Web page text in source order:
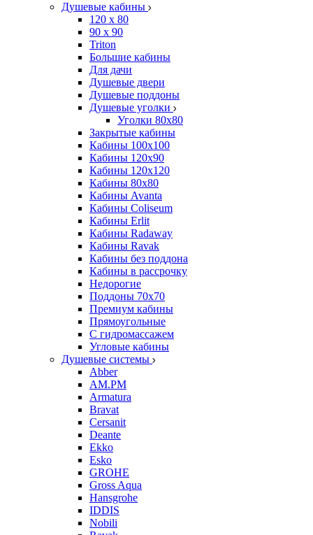
Душевые кабины
120 x 80
90 х 90
Triton
Большие кабины
Для дачи
Душевые двери
Душевые поддоны
Душевые уголки
Уголки 80х80
Закрытые кабины
Кабины 100x100
Кабины 120x90
Кабины 120х120
Кабины 80х80
Кабины Avanta
Кабины Coliseum
Кабины Erlit
Кабины Radaway
Кабины Ravak
Кабины без поддона
Кабины в рассрочку
Недорогие
Поддоны 70x70
Премиум кабины
Прямоугольные
С гидромассажем
Угловые кабины
Душевые системы
Abber
AM.PM
Armatura
Bravat
Cersanit
Deante
Ekko
Esko
GROHE
Gross Aqua
Hansgrohe
IDDIS
Nobili